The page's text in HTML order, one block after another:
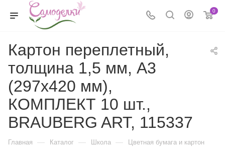
0
Картон переплетный,
толщина 1,5 мм, А3
(297х420 мм),
КОМПЛЕКТ 10 шт.,
BRAUBERG ART, 115337
Главная — Каталог — Школа — Цветная бумага и картон